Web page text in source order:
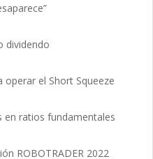
dividendo
operar el Short Squeeze
en ratios fundamentales
ROBOTRADER 2022